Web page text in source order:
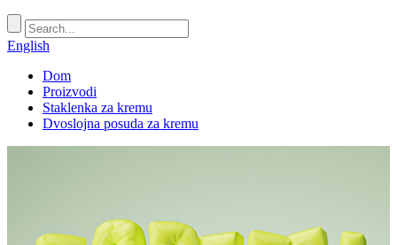
English
Dom
Proizvodi
Staklenka za kremu
Dvoslojna posuda za kremu